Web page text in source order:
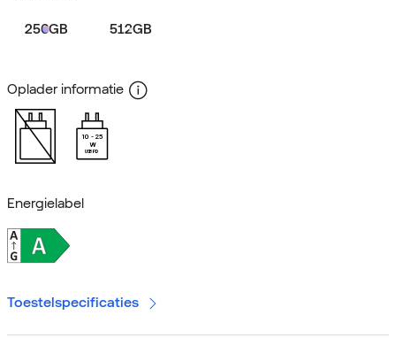
256GB 512GB
Oplader informatie
10
25
W
USB PD
Energielabel
Toestelspecificaties